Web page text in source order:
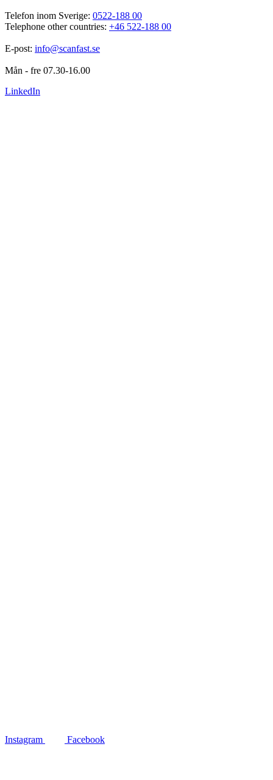
Telefon inom Sverige: 0522-188 00
Telephone other countries: +46 522-188 00
E-post: info@scanfast.se
Mån - fre 07.30-16.00
LinkedIn
Instagram Facebook